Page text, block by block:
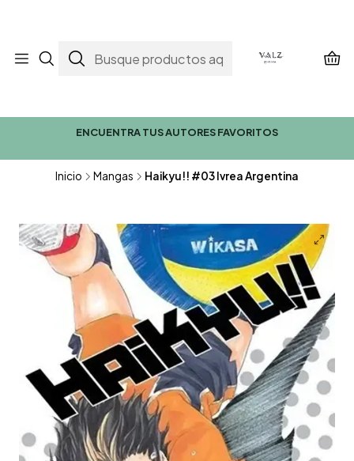
ENCUENTRA TUS AUTORES FAVORITOS
Inicio Mangas Haikyu!! #03 Ivrea Argentina